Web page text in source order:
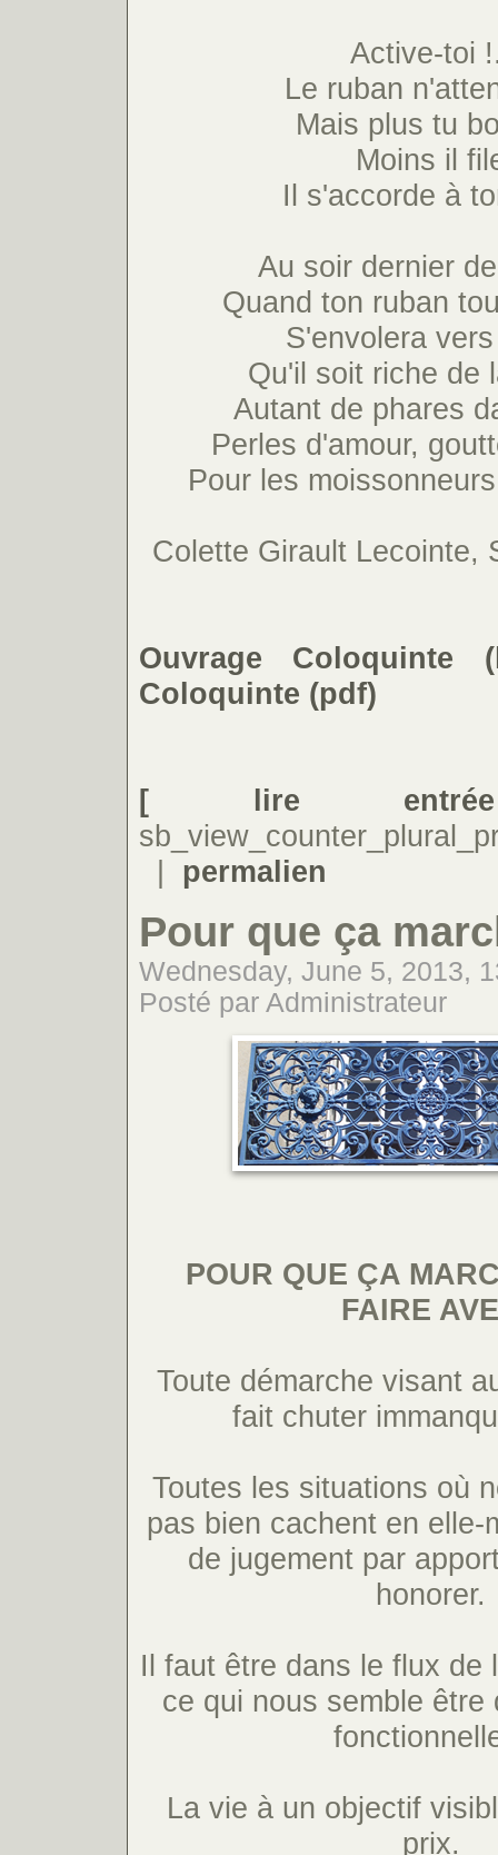
Active-toi
Le ruban
Mais plus tu
Moins il
Il s'accorde à
Au soir dernier
Quand ton ruban
S'envolera
Qu'il soit riche de
Autant de phares
Perles d'amour,
Pour les
Colette Girault Lecointe,
Ouvrage Coloquinte
Coloquinte (pdf)
[ lire
| permalien
Pour que ça
Wednesday, June 5, 2013,
Posté par Administrateur
POUR QUE ÇA
FAIRE
Toute démarche visant
fait chuter
Toutes les situations où
pas bien cachent en elle-
de jugement par
honorer.
Il faut être dans le flux de
ce qui nous semble être
La vie à un objectif
prix.